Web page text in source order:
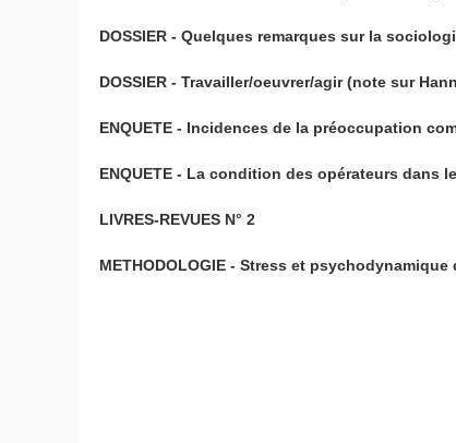
DOSSIER - Quelques remarques sur la
DOSSIER - Travailler/oeuvrer/agir (note sur
ENQUETE - Incidences de la préoccupation
ENQUETE - La condition des opérateurs dans
LIVRES-REVUES N° 2
METHODOLOGIE - Stress et